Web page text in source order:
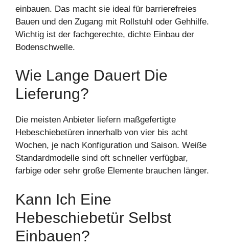
einbauen. Das macht sie ideal für barrierefreies
Bauen und den Zugang mit Rollstuhl oder Gehhilfe.
Wichtig ist der fachgerechte, dichte Einbau der
Bodenschwelle.
Wie Lange Dauert Die
Lieferung?
Die meisten Anbieter liefern maßgefertigte
Hebeschiebetüren innerhalb von vier bis acht
Wochen, je nach Konfiguration und Saison. Weiße
Standardmodelle sind oft schneller verfügbar,
farbige oder sehr große Elemente brauchen länger.
Kann Ich Eine
Hebeschiebetür Selbst
Einbauen?